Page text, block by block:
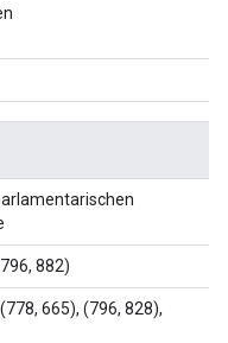
882)
665), (796, 828),